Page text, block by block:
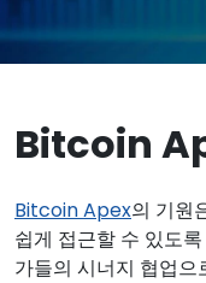
Bitcoin
Bitcoin Apex의 기원
쉽게 접근할 수 있도
가들의 시너지 협업으